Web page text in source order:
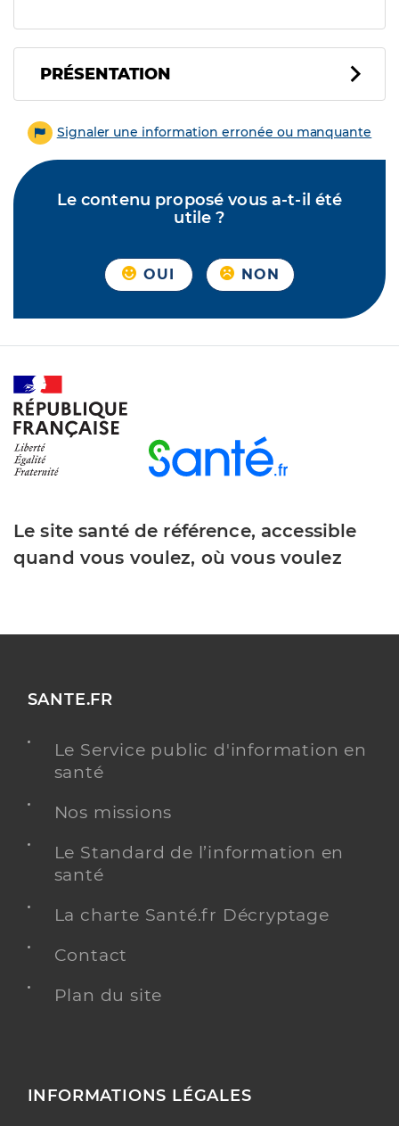
PRÉSENTATION
Signaler une information erronée ou manquante
Le contenu proposé vous a-t-il été
utile ?
OUI NON
Le site santé de référence, accessible
quand vous voulez, où vous voulez
SANTE.FR
Le Service public d'information en
santé
Nos missions
Le Standard de l’information en
santé
La charte Santé.fr Décryptage
Contact
Plan du site
INFORMATIONS LÉGALES